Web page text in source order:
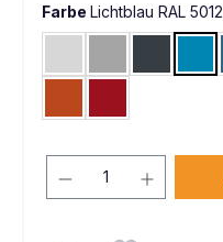
Farbe Lichtblau RAL 5012